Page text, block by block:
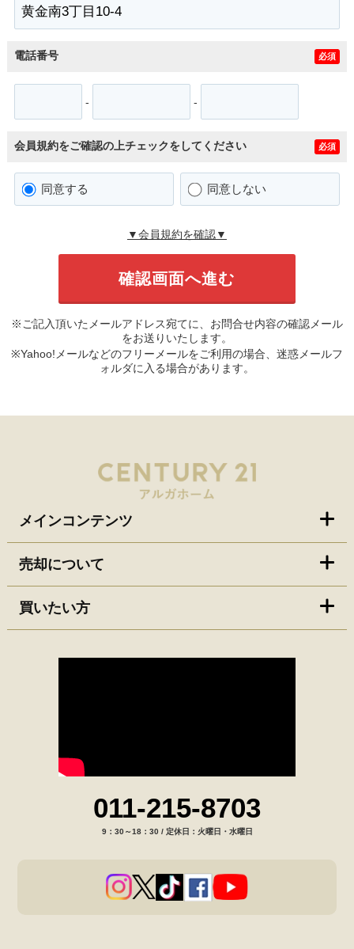
電話番号 必須
- -
会員規約をご確認の上チェックをしてください 必須
同意する 同意しない
▼会員規約を確認▼
※ご記入頂いたメールアドレス宛てに、お問合せ内容の確認メール
をお送りいたします。
※Yahoo!メールなどのフリーメールをご利用の場合、迷惑メールフ
ォルダに入る場合があります。
メインコンテンツ
売却について
買いたい方
011-215-8703
9：30～18：30 / 定休日：火曜日・水曜日